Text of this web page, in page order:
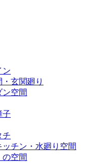
ン
玄関廻り
空間
子
チ
チン・水廻り空間
の空間